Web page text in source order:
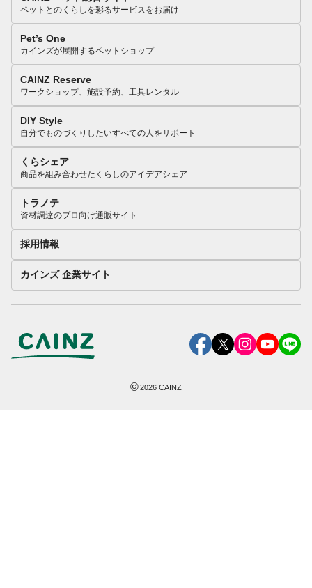
ペットとのくらしを彩るサービスをお届け
Pet’s One
カインズが展開するペットショップ
CAINZ Reserve
ワークショップ、施設予約、工具レンタル
DIY Style
自分でものづくりしたいすべての人をサポート
くらシェア
商品を組み合わせたくらしのアイデアシェア
トラノテ
資材調達のプロ向け通販サイト
採用情報
カインズ 企業サイト
©2026 CAINZ